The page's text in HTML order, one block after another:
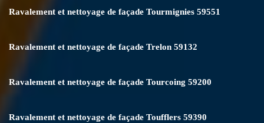
Ravalement et nettoyage de façade Tourmignies 59551
Ravalement et nettoyage de façade Trelon 59132
Ravalement et nettoyage de façade Tourcoing 59200
Ravalement et nettoyage de façade Toufflers 59390